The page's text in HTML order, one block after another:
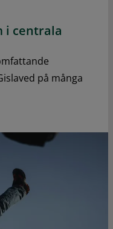
i centrala
på många